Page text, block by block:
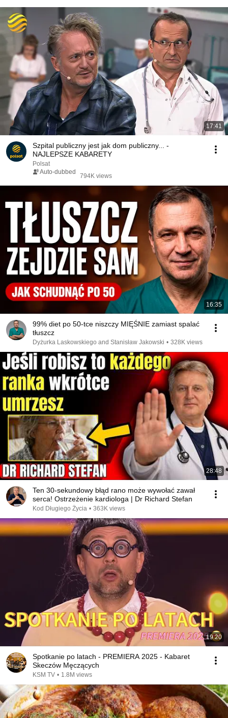
17:41
Szpital publiczny jest jak dom publiczny... -
NAJLEPSZE KABARETY
Polsat
Auto-dubbed
794K views
16:35
99% diet po 50-tce niszczy MIĘŚNIE zamiast spalać
tłuszcz
Dyżurka Laskowskiego and Stanisław Jakowski • 328K views
28:48
Ten 30-sekundowy błąd rano może wywołać zawał
serca! Ostrzeżenie kardiologa | Dr Richard Stefan
Kod Długiego Życia • 363K views
19:20
Spotkanie po latach - PREMIERA 2025 - Kabaret
Skeczów Męczących
KSM TV • 1.8M views